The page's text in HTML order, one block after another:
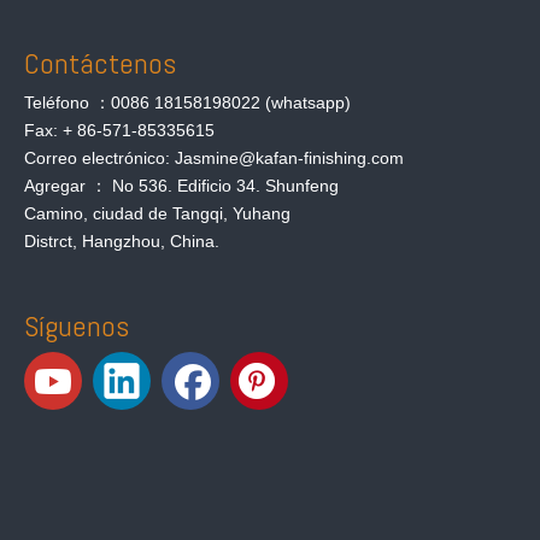
Contáctenos
Teléfono ：0086 18158198022 (whatsapp)
Fax: + 86-571-85335615
Correo electrónico: Jasmine@kafan-finishing.com
Agregar ： No 536. Edificio 34. Shunfeng
Camino, ciudad de Tangqi, Yuhang
Distrct, Hangzhou, China.
Síguenos